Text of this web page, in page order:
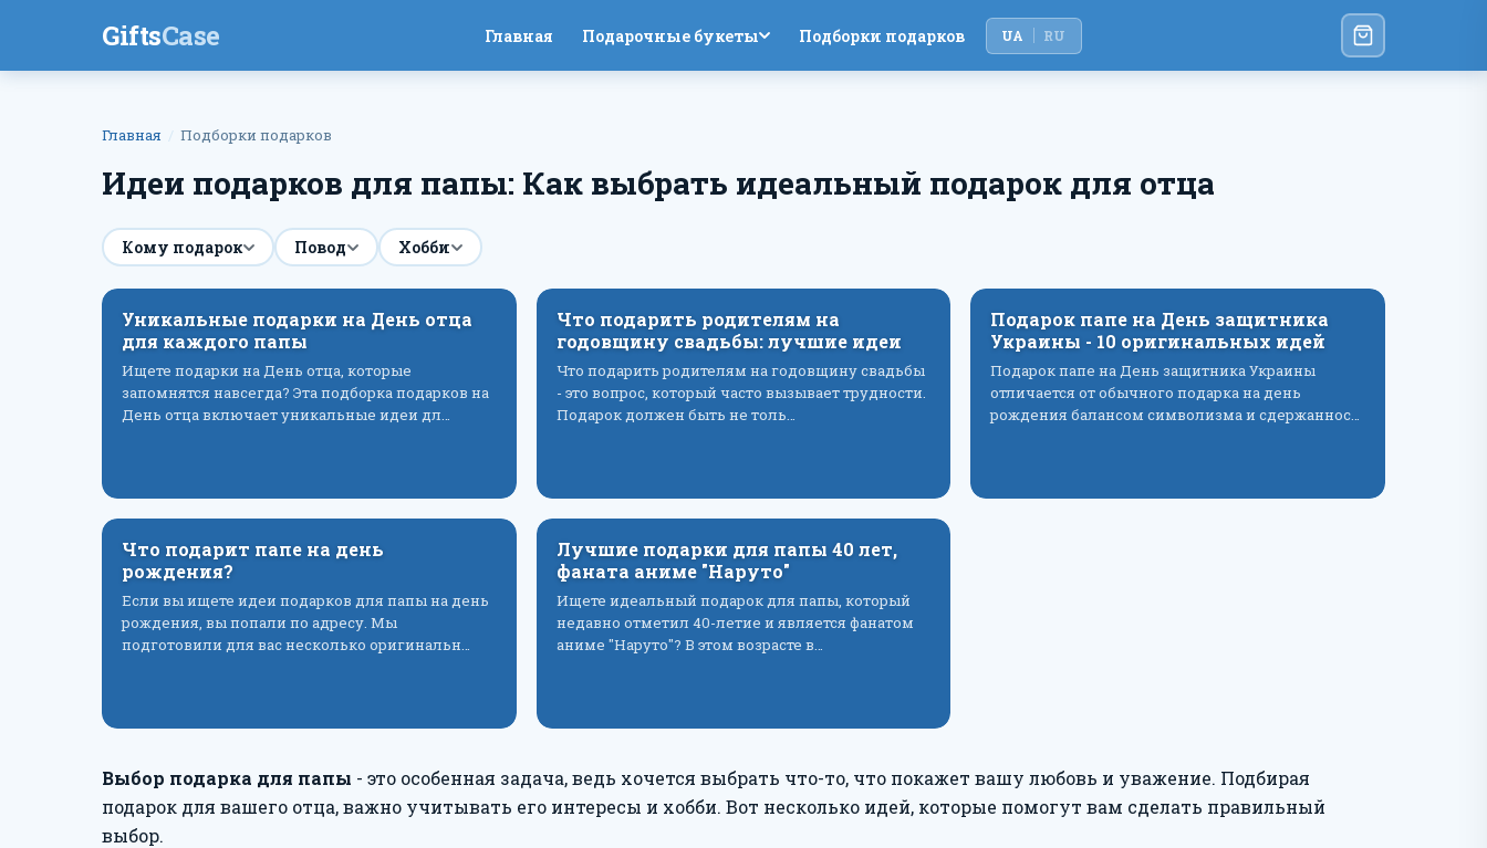
GiftsCase Главная Подарочные букеты Подборки подарков UA RU
Главная Подборки подарков
Идеи подарков для папы: Как выбрать идеальный подарок для отца
Кому подарок Повод Хобби
Уникальные подарки на День отца
для каждого папы
Ищете подарки на День отца, которые
запомнятся навсегда? Эта подборка подарков на
День отца включает уникальные идеи дл…
Что подарить родителям на
годовщину свадьбы: лучшие идеи
Что подарить родителям на годовщину свадьбы
- это вопрос, который часто вызывает трудности.
Подарок должен быть не толь…
Подарок папе на День защитника
Украины - 10 оригинальных идей
Подарок папе на День защитника Украины
отличается от обычного подарка на день
рождения балансом символизма и сдержаннос…
Что подарит папе на день
рождения?
Если вы ищете идеи подарков для папы на день
рождения, вы попали по адресу. Мы
подготовили для вас несколько оригинальн…
Лучшие подарки для папы 40 лет,
фаната аниме "Наруто"
Ищете идеальный подарок для папы, который
недавно отметил 40-летие и является фанатом
аниме "Наруто"? В этом возрасте в…
Выбор подарка для папы - это особенная задача, ведь хочется выбрать что-то, что покажет вашу любовь и уважение. Подбирая
подарок для вашего отца, важно учитывать его интересы и хобби. Вот несколько идей, которые помогут вам сделать правильный
выбор.